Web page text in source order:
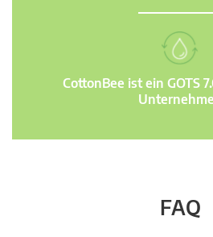
CottonBee ist ein GOTS
FAQ